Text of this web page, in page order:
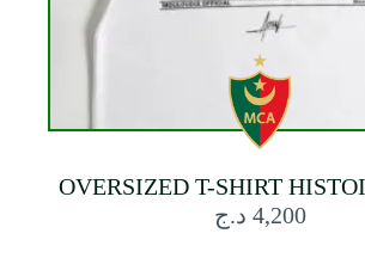
OVERSIZED T-SHIRT
4,200 د.ج